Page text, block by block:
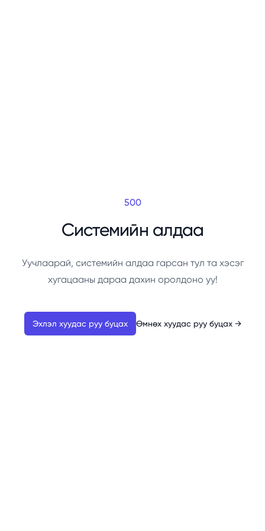
500
Системийн алдаа
Уучлаарай, системийн алдаа гарсан тул та хэсэг
хугацааны дараа дахин оролдоно уу!
Эхлэл хуудас руу буцах Өмнөх хуудас руу буцах →